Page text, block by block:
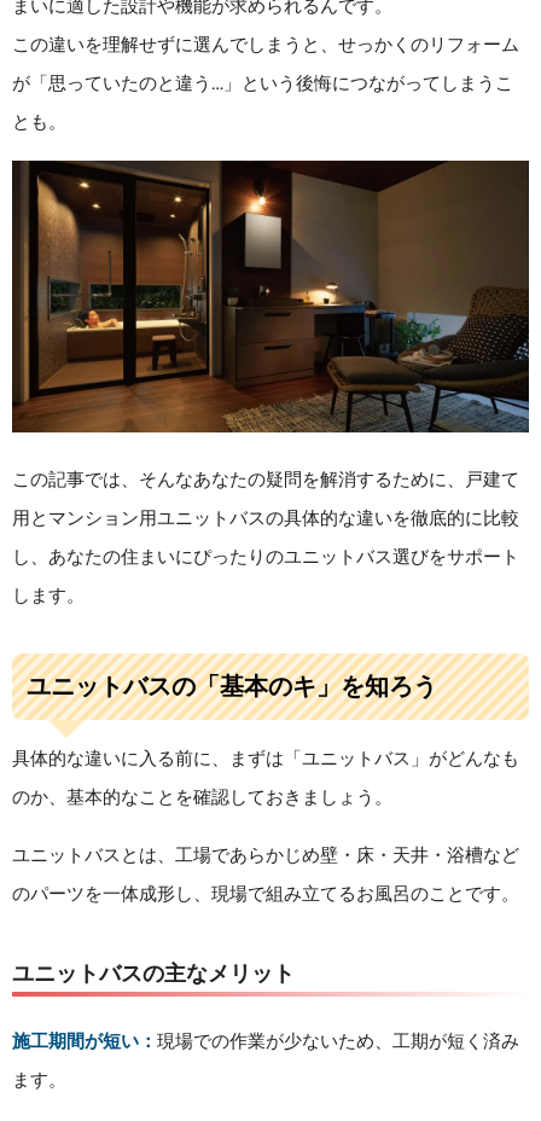
まいに適した設計や機能が求められるんです。
この違いを理解せずに選んでしまうと、せっかくのリフォーム
が「思っていたのと違う…」という後悔につながってしまうこ
とも。
この記事では、そんなあなたの疑問を解消するために、戸建て
用とマンション用ユニットバスの具体的な違いを徹底的に比較
し、あなたの住まいにぴったりのユニットバス選びをサポート
します。
ユニットバスの「基本のキ」を知ろう
具体的な違いに入る前に、まずは「ユニットバス」がどんなも
のか、基本的なことを確認しておきましょう。
ユニットバスとは、工場であらかじめ壁・床・天井・浴槽など
のパーツを一体成形し、現場で組み立てるお風呂のことです。
ユニットバスの主なメリット
施工期間が短い： 現場での作業が少ないため、工期が短く済み
ます。